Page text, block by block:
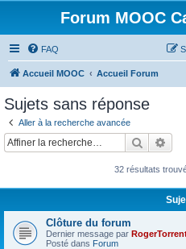
Forum MOOC
FAQ
Accueil MOOC Accueil Forum
Sujets sans réponse
Aller à la recherche avancée
32 résultats
Clôture du forum
Dernier message par
Posté dans Forum